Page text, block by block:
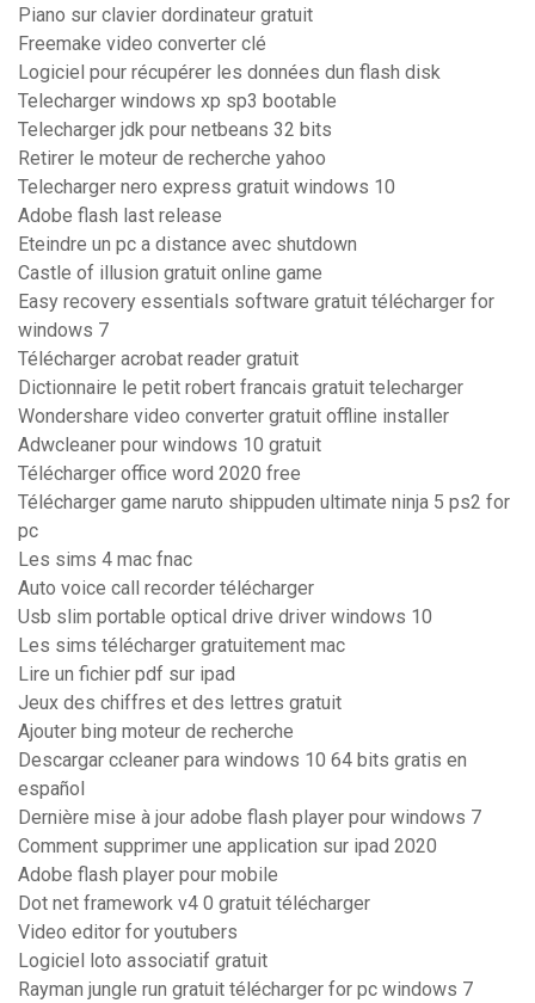
Piano sur clavier dordinateur gratuit
Freemake video converter clé
Logiciel pour récupérer les données dun flash disk
Telecharger windows xp sp3 bootable
Telecharger jdk pour netbeans 32 bits
Retirer le moteur de recherche yahoo
Telecharger nero express gratuit windows 10
Adobe flash last release
Eteindre un pc a distance avec shutdown
Castle of illusion gratuit online game
Easy recovery essentials software gratuit télécharger for
windows 7
Télécharger acrobat reader gratuit
Dictionnaire le petit robert francais gratuit telecharger
Wondershare video converter gratuit offline installer
Adwcleaner pour windows 10 gratuit
Télécharger office word 2020 free
Télécharger game naruto shippuden ultimate ninja 5 ps2 for
pc
Les sims 4 mac fnac
Auto voice call recorder télécharger
Usb slim portable optical drive driver windows 10
Les sims télécharger gratuitement mac
Lire un fichier pdf sur ipad
Jeux des chiffres et des lettres gratuit
Ajouter bing moteur de recherche
Descargar ccleaner para windows 10 64 bits gratis en
español
Dernière mise à jour adobe flash player pour windows 7
Comment supprimer une application sur ipad 2020
Adobe flash player pour mobile
Dot net framework v4 0 gratuit télécharger
Video editor for youtubers
Logiciel loto associatif gratuit
Rayman jungle run gratuit télécharger for pc windows 7